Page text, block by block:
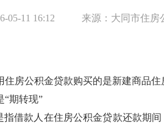
05-11 16:12 来源： 大同市住房
住房公积金贷款购买的是新建商品
“期转现”
指借款人在住房公积金贷款还款期